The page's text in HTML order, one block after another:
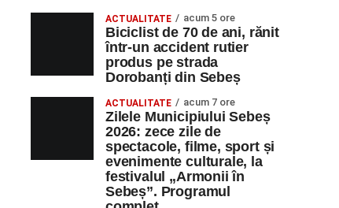
ACTUALITATE acum 5 ore
Biciclist de 70 de ani, rănit
într-un accident rutier
produs pe strada
Dorobanți din Sebeș
ACTUALITATE acum 7 ore
Zilele Municipiului Sebeș
2026: zece zile de
spectacole, filme, sport și
evenimente culturale, la
festivalul „Armonii în
Sebeș”. Programul